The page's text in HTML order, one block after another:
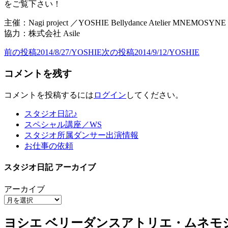
をご覧下さい！
主催：Nagi project ／YOSHIE Bellydance Atelier MNEMOSYNE
協力：株式会社 Asile
投
稿
ョ
ン
前の投稿2014/8/27/YOSHIE次の投稿2014/9/12/YOSHIE
コメントを残す
コメントを投稿するには ログイン してください。
スタジオ日記♪
スペシャル講座／WS
スタジオ所属ダンサー出演情報
お仕事の依頼
スタジオ日記 アーカイブ
アーカイブ
ヨシエ ベリーダンスアトリエ・ムネモ